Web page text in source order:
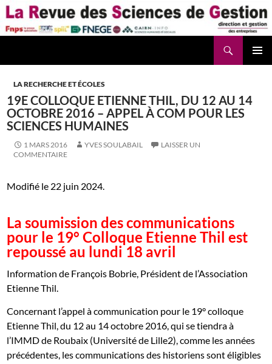
Aller
au
contenu
LA RECHERCHE ET ÉCOLES
19E COLLOQUE ETIENNE THIL, DU 12 AU 14
OCTOBRE 2016 – APPEL À COM POUR LES
SCIENCES HUMAINES
1 MARS 2016 YVES SOULABAIL
LAISSER UN
COMMENTAIRE
Modifié le 22 juin 2024.
La soumission des communications
pour le 19° Colloque Etienne Thil est
repoussé au lundi 18 avril
Information de François Bobrie, Président de l’Association
Etienne Thil.
Concernant l’appel à communication pour le 19° colloque
Etienne Thil, du 12 au 14 octobre 2016, qui se tiendra à
l’IMMD de Roubaix (Université de Lille2), comme les années
précédentes, les communications des historiens sont éligibles